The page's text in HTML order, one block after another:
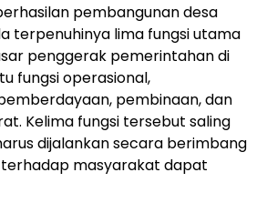
pembangunan desa
terpenuhinya lima fungsi utama
penggerak pemerintahan di
fungsi operasional,
pembinaan, dan
Kelima fungsi tersebut saling
dijalankan secara berimbang
masyarakat dapat